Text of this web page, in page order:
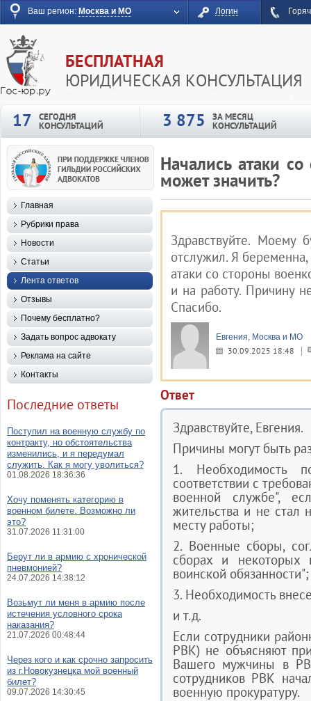
Ваш регион: Москва и МО Логин
БЕСПЛАТНАЯ
ЮРИДИЧЕСКАЯ КОНСУЛЬТАЦИЯ
17
СЕГОДНЯ
КОНСУЛЬТАЦИЙ 3 875 ЗА МЕСЯЦ
КОНСУЛЬТАЦИЙ
Начались атаки
может значить?
Здравствуйте.
отслужил. Я
атаки со стороны
и на работу. Причину
Спасибо.
Евгения, Москва и МО
30.09.2025 18:48
Ответ
Здравствуйте, Евгения.
Причины могут быть
1. Необходимость
соответствии с
военной службе",
жительства и не стал
месту работы;
2. Военные сборы,
сборах и некоторых
воинской обязанности";
3. Необходимость
и т.д.
Если сотрудники
РВК) не объясняют
Вашего мужчины в
сотрудников РВК
военную прокуратуру.
Главная
Рубрики права
Новости
Статьи
Лента ответов
Отзывы
Почему бесплатно?
Задать вопрос адвокату
Реклама на сайте
Контакты
Последние ответы
Поступил на военную службу по
контракту, но обстоятельства
изменились, и я передумал
служить. Как я могу уволиться?
01.08.2026 18:36:36
Хочу поменять категорию в
военном билете. Возможно ли
это?
31.07.2026 11:31:00
Берут ли в армию с хронической
пневмонией?
24.07.2026 14:38:12
Возьмут ли меня в армию после
истечения условного срока
наказания?
21.07.2026 00:48:44
Через кого и как срочно запросить
из г.Новокузнецка мой военный
билет?
09.07.2026 14:30:45